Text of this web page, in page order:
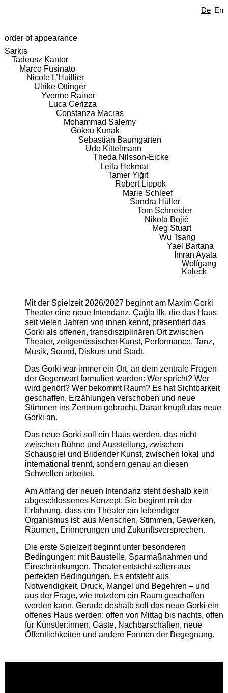
De En
order of appearance
Sarkis
Tadeusz Kantor
Marco Fusinato
Nicole L’Huillier
Ulrike Ottinger
Yvonne Rainer
Luca Cerizza
Constanza Macras
Mohammad Salemy
Göksu Kunak
Sebastian Baumgarten
Udo Kittelmann
Theda Nilsson-Eicke
Leila Hekmat
Tamer Yiğit
Robert Lippok
Marie Schleef
Sandra Hüller
Tom Schneider
Nikola Bojić
Meg Stuart
Wu Tsang
Yael Bartana
Imran Ayata
Wolfgang
Kaleck
Mit der Spielzeit 2026/2027 beginnt am Maxim Gorki
Theater eine neue Intendanz. Çağla Ilk, die das Haus
seit vielen Jahren von innen kennt, präsentiert das
Gorki als offenen, transdisziplinären Ort zwischen
Theater, zeitgenössischer Kunst, Performance, Tanz,
Musik, Sound, Diskurs und Stadt.
Das Gorki war immer ein Ort, an dem zentrale Fragen
der Gegenwart formuliert wurden: Wer spricht? Wer
wird gehört? Wer bekommt Raum? Es hat Sichtbarkeit
geschaffen, Erzählungen verschoben und neue
Stimmen ins Zentrum gebracht. Daran knüpft das neue
Gorki an.
Das neue Gorki soll ein Haus werden, das nicht
zwischen Bühne und Ausstellung, zwischen
Schauspiel und Bildender Kunst, zwischen lokal und
international trennt, sondern genau an diesen
Schwellen arbeitet.
Am Anfang der neuen Intendanz steht deshalb kein
abgeschlossenes Konzept. Sie beginnt mit der
Erfahrung, dass ein Theater ein lebendiger
Organismus ist: aus Menschen, Stimmen, Gewerken,
Räumen, Erinnerungen und Zukunftsversprechen.
Die erste Spielzeit beginnt unter besonderen
Bedingungen: mit Baustelle, Sparmaßnahmen und
Einschränkungen. Theater entsteht selten aus
perfekten Bedingungen. Es entsteht aus
Notwendigkeit, Druck, Mangel und Begehren – und
aus der Frage, wie trotzdem ein Raum geschaffen
werden kann. Gerade deshalb soll das neue Gorki ein
offenes Haus werden: offen von Mittag bis nachts, offen
für Künstler:innen, Gäste, Nachbarschaften, neue
Öffentlichkeiten und andere Formen der Begegnung.